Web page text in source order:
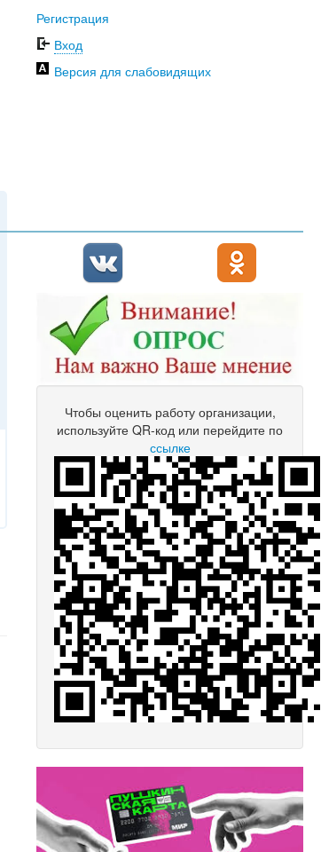
Регистрация
Вход
Версия для слабовидящих
Чтобы оценить работу организации,
используйте QR-код или перейдите по
ссылке